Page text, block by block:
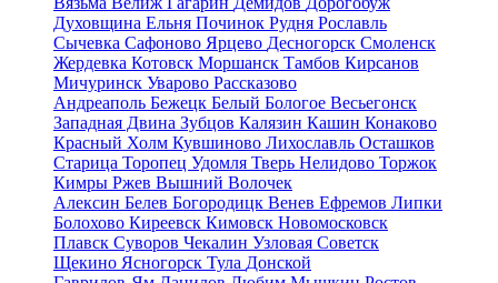
Духовщина Ельня Починок Рудня Рославль
Сычевка Сафоново Ярцево Десногорск Смоленск
Жердевка Котовск Моршанск Тамбов Кирсанов
Мичуринск Уварово Рассказово
Андреаполь Бежецк Белый Бологое Весьегонск
Западная Двина Зубцов Калязин Кашин Конаково
Красный Холм Кувшиново Лихославль Осташков
Старица Торопец Удомля Тверь Нелидово Торжок
Кимры Ржев Вышний Волочек
Алексин Белев Богородицк Венев Ефремов Липки
Болохово Киреевск Кимовск Новомосковск
Плавск Суворов Чекалин Узловая Советск
Щекино Ясногорск Тула Донской